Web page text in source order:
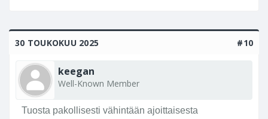
30 TOUKOKUU 2025 #10
keegan
Well-Known Member
Tuosta pakollisesti vähintään ajoittaisesta